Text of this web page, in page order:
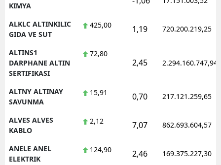
KIMYA
ALKLC ALTINKILIC
GIDA VE SUT
425,00 1,19 720.200.219,25
ALTINS1
DARPHANE ALTIN
SERTIFIKASI
72,80
2,45 2.294.160.747,94
ALTNY ALTINAY
SAVUNMA
15,91 0,70 217.121.259,65
ALVES ALVES
KABLO
2,12 7,07 862.693.604,57
ANELE ANEL
ELEKTRIK
124,90 2,46 169.375.227,30